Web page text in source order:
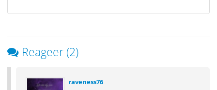
Reageer (2)
raveness76